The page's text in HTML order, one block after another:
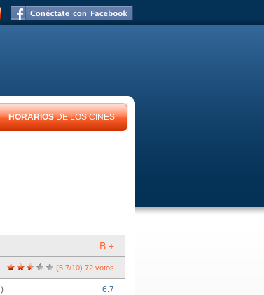
HORARIOSDE LOS CINES
B +
(5.7/10) 72votos
6.7